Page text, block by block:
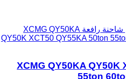
شاحنة رافعة XCMG QY50KA
QY50K XCT50 QY55KA 50ton
XCMG QY50KA QY50K
55ton